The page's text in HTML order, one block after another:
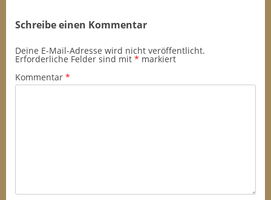
Schreibe einen Kommentar
Deine E-Mail-Adresse wird nicht veröffentlicht.
Erforderliche Felder sind mit * markiert
Kommentar *